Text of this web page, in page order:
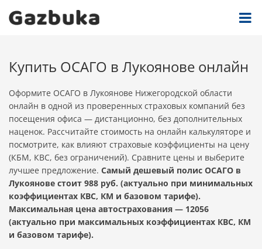
Купить ОСАГО в Лукоянове онлайн
Оформите ОСАГО в Лукоянове Нижегородской области
онлайн в одной из проверенных страховых компаний без
посещения офиса — дистанционно, без дополнительных
наценок. Рассчитайте стоимость на онлайн калькуляторе и
посмотрите, как влияют страховые коэффициенты на цену
(КБМ, КВС, без ограничений). Сравните цены и выберите
лучшее предложение. Самый дешевый полис ОСАГО в
Лукоянове стоит 988 руб. (актуально при минимальных
коэффициентах КВС, КМ и базовом тарифе).
Максимальная цена автострахования — 12056
(актуально при максимальных коэффициентах КВС, КМ
и базовом тарифе).